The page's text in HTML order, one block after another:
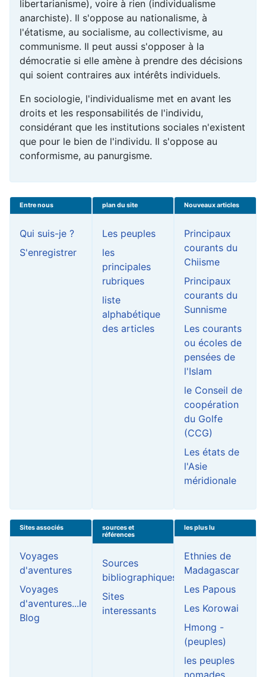
libertarianisme), voire à rien (individualisme
anarchiste). Il s'oppose au nationalisme, à
l'étatisme, au socialisme, au collectivisme, au
communisme. Il peut aussi s'opposer à la
démocratie si elle amène à prendre des décisions
qui soient contraires aux intérêts individuels.
En sociologie, l'individualisme met en avant les
droits et les responsabilités de l'individu,
considérant que les institutions sociales n'existent
que pour le bien de l'individu. Il s'oppose au
conformisme, au panurgisme.
Entre nous
Qui suis-je ?
S'enregistrer
plan du site
Les peuples
les
principales
rubriques
liste
alphabétique
des articles
Nouveaux articles
Principaux
courants du
Chiisme
Principaux
courants du
Sunnisme
Les courants
ou écoles de
pensées de
l'Islam
le Conseil de
coopération
du Golfe
(CCG)
Les états de
l'Asie
méridionale
Sites associés
Voyages
d'aventures
Voyages
d'aventures...le
Blog
sources et
références
Sources
bibliographiques
Sites
interessants
les plus lu
Ethnies de
Madagascar
Les Papous
Les Korowai
Hmong -
(peuples)
les peuples